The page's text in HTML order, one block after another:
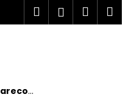
SzukajZaloguj
...